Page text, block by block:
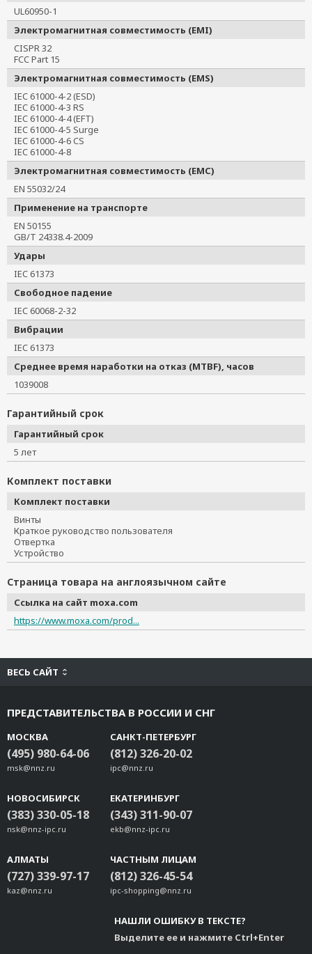
UL60950-1
Электромагнитная совместимость (EMI)
CISPR 32
FCC Part 15
Электромагнитная совместимость (EMS)
IEC 61000-4-2 (ESD)
IEC 61000-4-3 RS
IEC 61000-4-4 (EFT)
IEC 61000-4-5 Surge
IEC 61000-4-6 CS
IEC 61000-4-8
Электромагнитная совместимость (EMC)
EN 55032/24
Применение на транспорте
EN 50155
GB/T 24338.4-2009
Удары
IEC 61373
Свободное падение
IEC 60068-2-32
Вибрации
IEC 61373
Среднее время наработки на отказ (MTBF), часов
1039008
Гарантийный срок
Гарантийный срок
5 лет
Комплект поставки
Комплект поставки
Винты
Краткое руководство пользователя
Отвертка
Устройство
Страница товара на англоязычном сайте
Ссылка на сайт moxa.com
https://www.moxa.com/prod...
ВЕСЬ САЙТ
ПРЕДСТАВИТЕЛЬСТВА В РОССИИ И СНГ
МОСКВА
(495) 980-64-06
msk@nnz.ru
САНКТ-ПЕТЕРБУРГ
(812) 326-20-02
ipc@nnz.ru
НОВОСИБИРСК
(383) 330-05-18
nsk@nnz-ipc.ru
ЕКАТЕРИНБУРГ
(343) 311-90-07
ekb@nnz-ipc.ru
АЛМАТЫ
(727) 339-97-17
kaz@nnz.ru
ЧАСТНЫМ ЛИЦАМ
(812) 326-45-54
ipc-shopping@nnz.ru
НАШЛИ ОШИБКУ В ТЕКСТЕ?
Выделите ее и нажмите Ctrl+Enter